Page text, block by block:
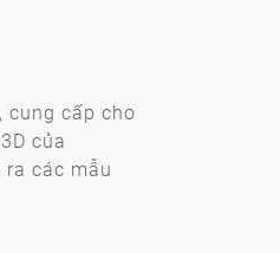
cung cấp cho
của
các mẫu